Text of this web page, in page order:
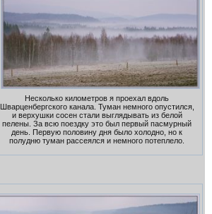
Несколько километров я проехал вдоль
Шварценбергского канала. Туман немного опустился,
и верхушки сосен стали выглядывать из белой
пелены. За всю поездку это был первый пасмурный
день. Первую половину дня было холодно, но к
полудню туман рассеялся и немного потеплело.